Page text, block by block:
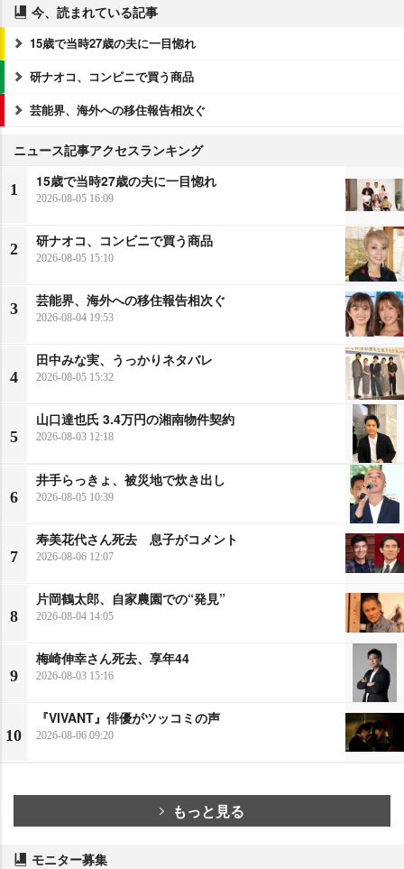
今、読まれている記事
15歳で当時27歳の夫に一目惚れ
研ナオコ、コンビニで買う商品
芸能界、海外への移住報告相次ぐ
ニュース記事アクセスランキング
1
15歳で当時27歳の夫に一目惚れ
2026-08-05 16:09
2
研ナオコ、コンビニで買う商品
2026-08-05 15:10
3
芸能界、海外への移住報告相次ぐ
2026-08-04 19:53
4
田中みな実、うっかりネタバレ
2026-08-05 15:32
5
山口達也氏 3.4万円の湘南物件契約
2026-08-03 12:18
6
井手らっきょ、被災地で炊き出し
2026-08-05 10:39
7
寿美花代さん死去 息子がコメント
2026-08-06 12:07
8
片岡鶴太郎、自家農園での“発見”
2026-08-04 14:05
9
梅崎伸幸さん死去、享年44
2026-08-03 15:16
10
『VIVANT』俳優がツッコミの声
2026-08-06 09:20
もっと見る
モニター募集